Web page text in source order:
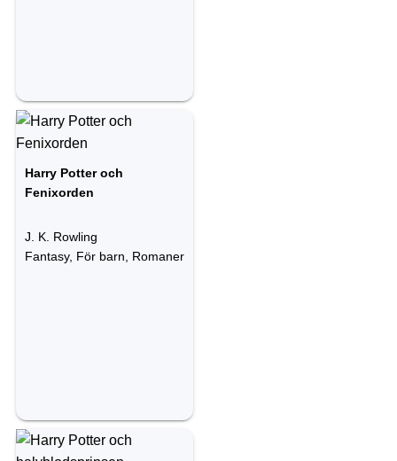
Harry Potter och
Fenixorden
J. K. Rowling
Fantasy, För barn, Romaner